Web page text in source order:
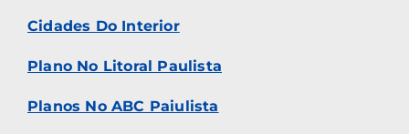
Cidades Do Interior
Plano No Litoral Paulista
Planos No ABC Paiulista